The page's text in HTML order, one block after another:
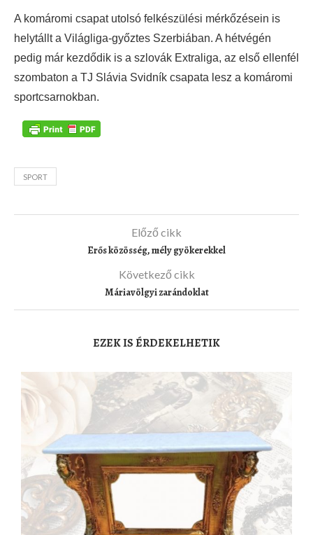
A komáromi csapat utolsó felkészülési mérkőzésein is
helytállt a Világliga-győztes Szerbiában. A hétvégén
pedig már kezdődik is a szlovák Extraliga, az első ellenfél
szombaton a TJ Slávia Svidník csapata lesz a komáromi
sportcsarnokban.
SPORT
Előző cikk
Erős közösség, mély gyökerekkel
Következő cikk
Máriavölgyi zarándoklat
EZEK IS ÉRDEKELHETIK